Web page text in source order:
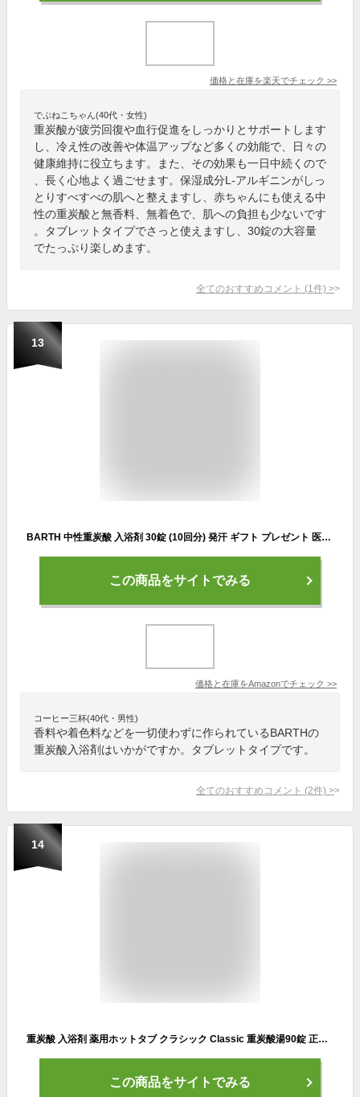
価格と在庫を楽天でチェック >>
でぶねこちゃん(40代・女性)
重炭酸が疲労回復や血行促進をしっかりとサポートします
し、冷え性の改善や体温アップなど多くの効能で、日々の
健康維持に役立ちます。また、その効果も一日中続くので
、長く心地よく過ごせます。保湿成分L-アルギニンがしっ
とりすべすべの肌へと整えますし、赤ちゃんにも使える中
性の重炭酸と無香料、無着色で、肌への負担も少ないです
。タブレットタイプでさっと使えますし、30錠の大容量
でたっぷり楽しめます。
全てのおすすめコメント (1 件) >
13
BARTH 中性重炭酸 入浴剤 30錠 (10回分) 発汗 ギフト プレゼント 医薬部外品
この商品をサイトでみる
価格と在庫をAmazonでチェック >>
コーヒー三杯(40代・男性)
香料や着色料などを一切使わずに作られているBARTHの
重炭酸入浴剤はいかがですか。タブレットタイプです。
全てのおすすめコメント (2件) >
14
重炭酸 入浴剤 薬用ホットタブ クラシック Classic 重炭酸湯90錠 正規品 温活 炭酸泉 重炭酸 タブレット 疲労回復【レビュー投稿でプレゼント進呈】
この商品をサイトでみる